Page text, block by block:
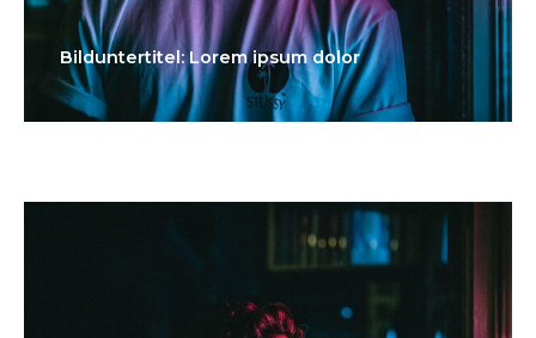
Bilduntertitel: Lorem ipsum dolor